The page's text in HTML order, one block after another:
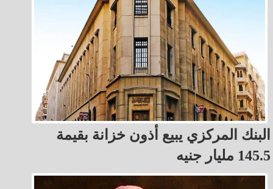
البنك المركزي يبيع أذون خزانة بقيمة
145.5 مليار جنيه